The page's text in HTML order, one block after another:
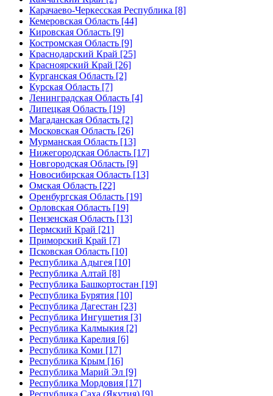
Карачаево-Черкесская Республика [8]
Кемеровская Область [44]
Кировская Область [9]
Костромская Область [9]
Краснодарский Край [25]
Красноярский Край [26]
Курганская Область [2]
Курская Область [7]
Ленинградская Область [4]
Липецкая Область [19]
Магаданская Область [2]
Московская Область [26]
Мурманская Область [13]
Нижегородская Область [17]
Новгородская Область [9]
Новосибирская Область [13]
Омская Область [22]
Оренбургская Область [19]
Орловская Область [19]
Пензенская Область [13]
Пермский Край [21]
Приморский Край [7]
Псковская Область [10]
Республика Адыгея [10]
Республика Алтай [8]
Республика Башкортостан [19]
Республика Бурятия [10]
Республика Дагестан [23]
Республика Ингушетия [3]
Республика Калмыкия [2]
Республика Карелия [6]
Республика Коми [17]
Республика Крым [16]
Республика Марий Эл [9]
Республика Мордовия [17]
Республика Саха (Якутия) [9]